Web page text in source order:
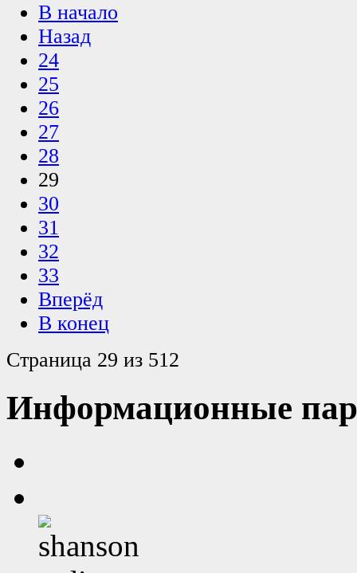
В начало
Назад
24
25
26
27
28
29
30
31
32
33
Вперёд
В конец
Страница 29 из 512
Информационные